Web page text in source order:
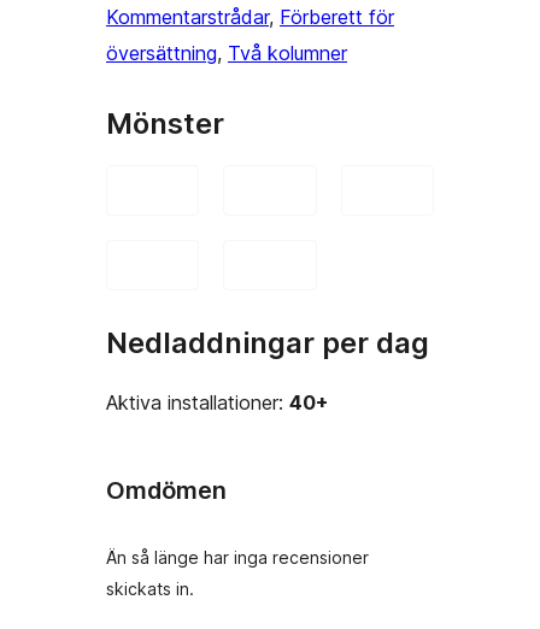
Kommentarstrådar, Förberett för
översättning, Två kolumner
Mönster
Nedladdningar per dag
Aktiva installationer: 40+
Omdömen
Än så länge har inga recensioner
skickats in.